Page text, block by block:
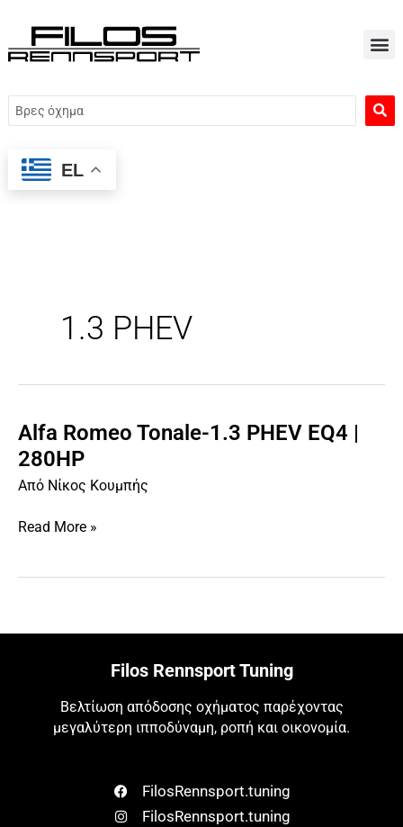
περιεχόμενο
Search
...
EL
1.3 PHEV
Alfa Romeo Tonale-1.3 PHEV EQ4 |
280HP
Από Νίκος Κουμπής
Alfa
Romeo
Tonale-
1.3
EQ4
280HP
Read More »
Filos Rennsport Tuning
Βελτίωση απόδοσης οχήματος παρέχοντας
μεγαλύτερη ιπποδύναμη, ροπή και οικονομία.
FilosRennsport.tuning
FilosRennsport.tuning